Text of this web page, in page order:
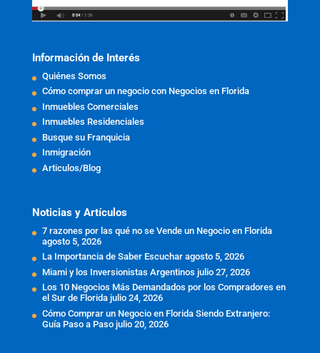
Información de Interés
Quiénes Somos
Cómo comprar un negocio con Negocios en Florida
Inmuebles Comerciales
Inmuebles Residenciales
Busque su Franquicia
Inmigración
Articulos/Blog
Noticias y Artículos
7 razones por las qué no se Vende un Negocio en Florida
agosto 5, 2026
La Importancia de Saber Escuchar agosto 5, 2026
Miami y los Inversionistas Argentinos julio 27, 2026
Los 10 Negocios Más Demandados por los Compradores en
el Sur de Florida julio 24, 2026
Cómo Comprar un Negocio en Florida Siendo Extranjero:
Guía Paso a Paso julio 20, 2026